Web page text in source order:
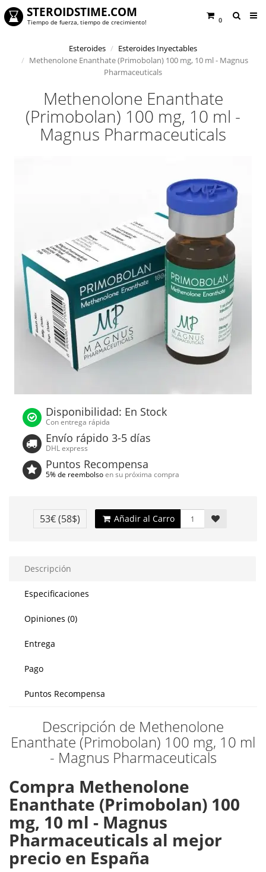
0
STEROIDSTIME.COM
Tiempo de fuerza, tiempo de crecimiento!
Esteroides
Esteroides Inyectables
Methenolone Enanthate (Primobolan) 100 mg, 10 ml - Magnus
Pharmaceuticals
Methenolone Enanthate
(Primobolan) 100 mg, 10 ml -
Magnus Pharmaceuticals
Disponibilidad: En Stock
Con entrega rápida
Envío rápido 3-5 días
DHL express
Puntos Recompensa
5% de reembolsoen su próxima compra
53€(58$) Añadir al Carro
Descripción
Especificaciones
Opiniones (0)
Entrega
Pago
Puntos Recompensa
Descripción de Methenolone
Enanthate (Primobolan) 100 mg, 10 ml
- Magnus Pharmaceuticals
Compra Methenolone
Enanthate (Primobolan) 100
mg, 10 ml - Magnus
Pharmaceuticals al mejor
precio en España